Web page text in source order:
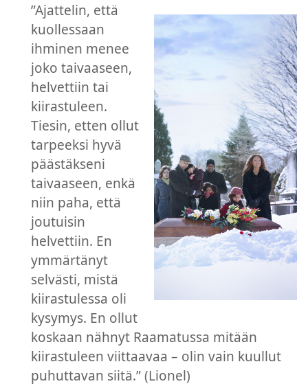
”Ajattelin, että
kuollessaan
ihminen menee
joko taivaaseen,
helvettiin tai
kiirastuleen.
Tiesin, etten ollut
tarpeeksi hyvä
päästäkseni
taivaaseen, enkä
niin paha, että
joutuisin
helvettiin. En
ymmärtänyt
selvästi, mistä
kiirastulessa oli
kysymys. En ollut
koskaan nähnyt Raamatussa mitään
kiirastuleen viittaavaa – olin vain kuullut
puhuttavan siitä.” (Lionel)